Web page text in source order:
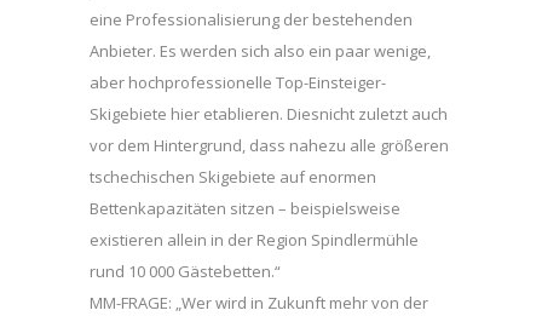
eine Professionalisierung der bestehenden
Anbieter. Es werden sich also ein paar wenige,
aber hochprofessionelle Top-Einsteiger-
Skigebiete hier etablieren. Diesnicht zuletzt auch
vor dem Hintergrund, dass nahezu alle größeren
tschechischen Skigebiete auf enormen
Bettenkapazitäten sitzen – beispielsweise
existieren allein in der Region Spindlermühle
rund 10 000 Gästebetten.“
MM-FRAGE: „Wer wird in Zukunft mehr von der